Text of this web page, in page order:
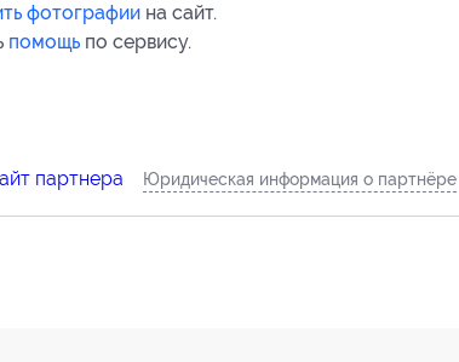
фотографии на сайт.
помощь по сервису.
партнера Юридическая информация о партнёре